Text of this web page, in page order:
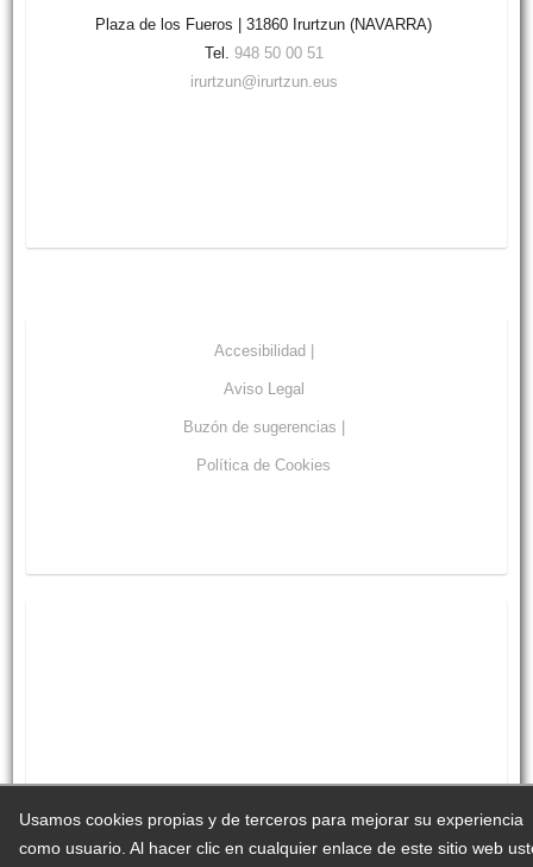
Usamos cookies propias y de terceros para mejorar su experiencia
como usuario. Al hacer clic en cualquier enlace de este sitio web
Plaza de los Fueros | 31860 Irurtzun (NAVARRA)
Tel. 948 50 00 51
irurtzun@irurtzun.eus
Accesibilidad |
Aviso Legal
Buzón de sugerencias |
Política de Cookies